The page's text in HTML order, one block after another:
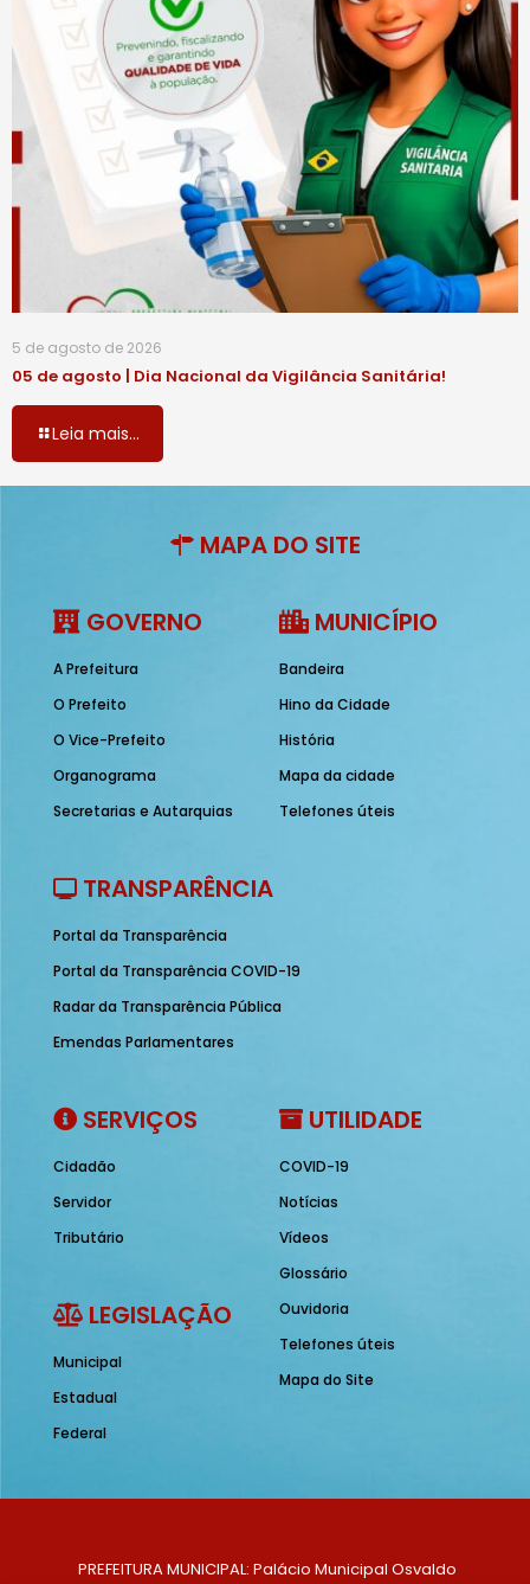
5 de agosto de 2026
05 de agosto | Dia Nacional da Vigilância Sanitária!
Leia mais...
MAPA DO SITE
GOVERNO
A Prefeitura
O Prefeito
O Vice-Prefeito
Organograma
Secretarias e Autarquias
MUNICÍPIO
Bandeira
Hino da Cidade
História
Mapa da cidade
Telefones úteis
TRANSPARÊNCIA
Portal da Transparência
Portal da Transparência COVID-19
Radar da Transparência Pública
Emendas Parlamentares
SERVIÇOS
Cidadão
Servidor
Tributário
LEGISLAÇÃO
Municipal
Estadual
Federal
UTILIDADE
COVID-19
Notícias
Vídeos
Glossário
Ouvidoria
Telefones úteis
Mapa do Site
PREFEITURA MUNICIPAL: Palácio Municipal Osvaldo